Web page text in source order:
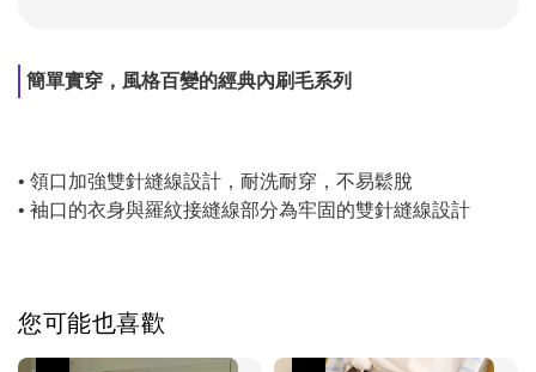
簡單實穿，風格百變的經典內刷毛系列
• 領口加強雙針縫線設計，耐洗耐穿，不易鬆脫
• 袖口的衣身與羅紋接縫線部分為牢固的雙針縫線設計
您可能也喜歡